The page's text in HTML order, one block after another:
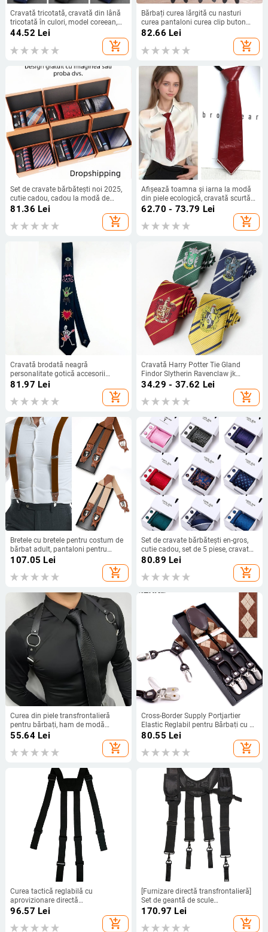
Cravată tricotată, cravată din lână
tricotată în culori, model coreean,
cravată îngustă casual la modă,
producători de cravate înguste în
stoc
44.52 Lei
add_shopping_cart
Bărbați curea lărgită cu nasturi
curea pantaloni curea clip buton
curea pentru adulți curea curea
82.66 Lei
add_shopping_cart
Set de cravate bărbătești noi 2025,
cutie cadou, cadou la modă de
înaltă calitate, set de 4 piese pentru
cravate de afaceri pentru bărbați
81.36 Lei
add_shopping_cart
Afișează toamna și iarna la modă
din piele ecologică, cravată scurtă
casual, curea leneșă, fără noduri,
62.70 - 73.79 Lei
add_shopping_cart
Cravată brodată neagră
personalitate gotică accesorii
bărbați și femei cool Jk artistic
81.97 Lei
add_shopping_cart
Cravată Harry Potter Tie Gland
Findor Slytherin Ravenclaw jk
College Style Oblique Striped pentru
34.29 - 37.62 Lei
add_shopping_cart
Bretele cu bretele pentru costum de
bărbat adult, pantaloni pentru
bărbați pentru vârstnici, curea cu
107.05 Lei
add_shopping_cart
Set de cravate bărbătești en-gros,
cutie cadou, set de 5 piese, cravată
de grup, cravată formală de afaceri,
80.89 Lei
add_shopping_cart
Curea din piele transfrontalieră
pentru bărbați, ham de modă
pentru Europa, America, Japonia și
performanță scenică kpopharness
55.64Lei
add_shopping_cart
Cross-Border Supply Portjartier
Elastic Reglabil pentru Bărbați cu 6
Cleme, Model Jacquard, curea
pentru portjartier reglabilă în
carouri, elastică, cu clemă
80.55 Lei
add_shopping_cart
Curea tactică reglabilă cu
aprovizionare directă
transfrontalieră, curea de lucru,
96.57 Lei
add_shopping_cart
[Furnizare directă transfrontalieră]
Set de geantă de scule
multifuncțională tip X pentru
prelucrarea lemnului, cu curea
neagră asortată
170.97 Lei
add_shopping_cart